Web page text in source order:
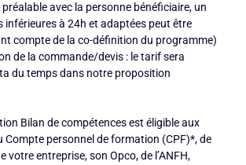
préalable avec la personne bénéficiaire, un
inférieures à 24h et adaptées peut être
compte de la co-définition du programme)
de la commande/devis : le tarif sera
du temps dans notre proposition
Bilan de compétences est éligible aux
Compte personnel de formation (CPF)*, de
votre entreprise, son Opco, de l’ANFH,